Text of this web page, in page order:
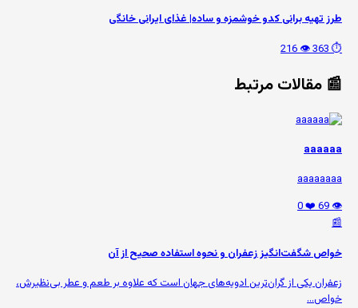
طرز تهیه برانی کدو خوشمزه و ساده| غذای ایرانی خانگی
⏱️ 363
👁️ 216
📰 مقالات مرتبط
aaaaaa
aaaaaaaa
👁️ 69
❤️ 0
📰
خواص شگفت‌انگیز زعفران و نحوه استفاده صحیح از آن
زعفران یکی از گران‌ترین ادویه‌های جهان است که علاوه بر طعم و عطر بی‌نظیرش،
خواص...